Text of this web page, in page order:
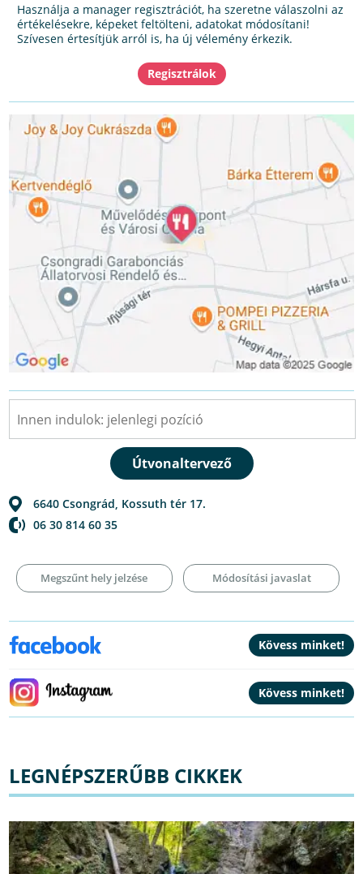
Használja a manager regisztrációt, ha szeretne válaszolni az
értékelésekre, képeket feltölteni, adatokat módosítani!
Szívesen értesítjük arról is, ha új vélemény érkezik.
6640 Csongrád, Kossuth tér 17.
06 30 814 60 35
Megszűnt hely jelzése Módosítási javaslat
LEGNÉPSZERŰBB CIKKEK